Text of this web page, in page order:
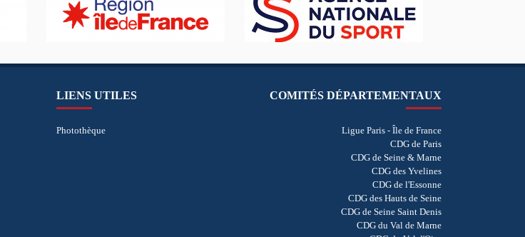
LIENS UTILES
Photothèque
COMITÉS DÉPARTEMENTAUX
Ligue Paris - Île de France
CDG de Paris
CDG de Seine & Marne
CDG des Yvelines
CDG de l'Essonne
CDG des Hauts de Seine
CDG de Seine Saint Denis
CDG du Val de Marne